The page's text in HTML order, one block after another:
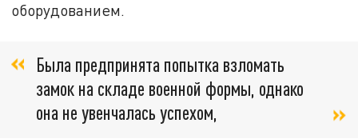
оборудованием.
Была предпринята попытка взломать
замок на складе военной формы, однако
она не увенчалась успехом,